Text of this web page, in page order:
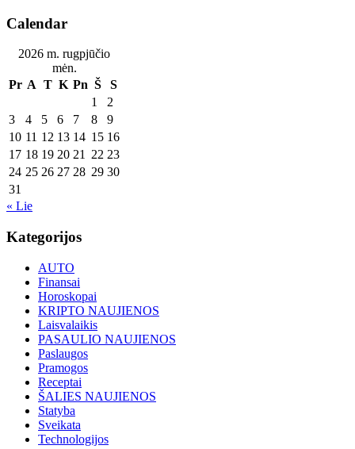
Calendar
2026 m. rugpjūčio
mėn.
Pr A T K Pn Š
S
1
2
3
4 5 6 7 8
9
10 11 12 13 14 15 16
17 18 19 20 21 22 23
24 25 26 27 28 29 30
31
« Lie
Kategorijos
AUTO
Finansai
Horoskopai
KRIPTO NAUJIENOS
Laisvalaikis
PASAULIO NAUJIENOS
Paslaugos
Pramogos
Receptai
ŠALIES NAUJIENOS
Statyba
Sveikata
Technologijos